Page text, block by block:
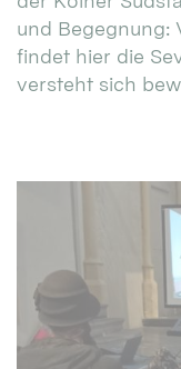
und Begegnung:
findet hier die
versteht sich